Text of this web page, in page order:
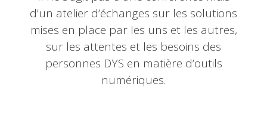
d’un atelier d’échanges sur les solutions
mises en place par les uns et les autres,
sur les attentes et les besoins des
personnes DYS en matière d’outils
numériques.